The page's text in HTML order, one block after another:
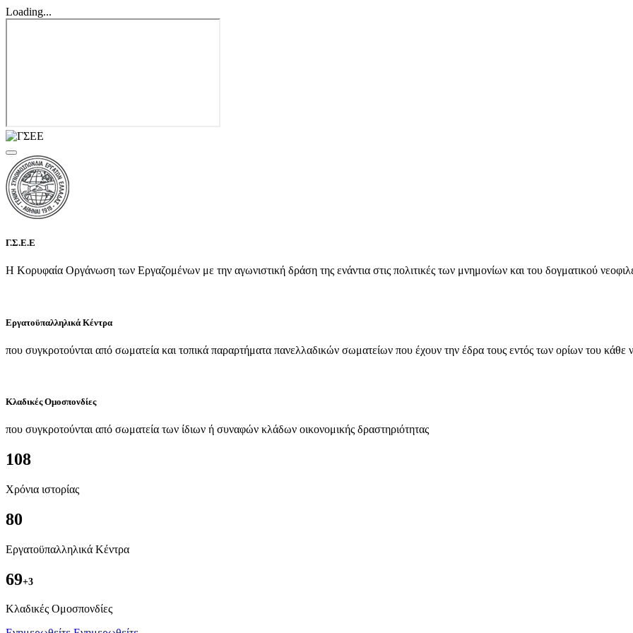
Loading...
Γ.Σ.Ε.Ε
Η Κορυφαία Οργάνωση των Εργαζομένων με την αγωνιστική δράση της ενάντια στις πολιτικές των μνημονίων και του δογματικού
Εργατοϋπαλληλικά Κέντρα
που συγκροτούνται από σωματεία και τοπικά παραρτήματα πανελλαδικών σωματείων που έχουν την έδρα τους εντός των ορίων του κάθε
Κλαδικές Ομοσπονδίες
που συγκροτούνται από σωματεία των ίδιων ή συναφών κλάδων οικονομικής δραστηριότητας
108
Χρόνια ιστορίας
80
Εργατοϋπαλληλικά Κέντρα
69+3
Kλαδικές Ομοσπονδίες